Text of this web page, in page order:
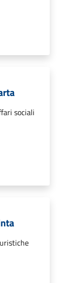
sociali